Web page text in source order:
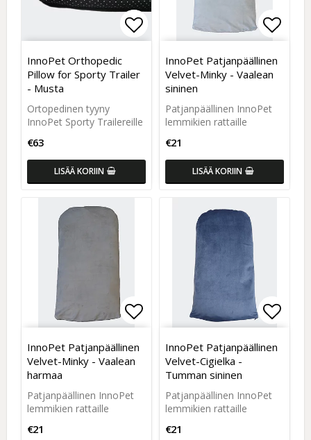
Add to list of favorites
Add to list of favorites
InnoPet Orthopedic
Pillow for Sporty Trailer
- Musta
Ortopedinen tyyny
InnoPet Sporty Trailereille
€63
LISÄÄ KORIIN
InnoPet Patjanpäällinen
Velvet-Minky - Vaalean
sininen
Patjanpäällinen InnoPet
lemmikien rattaille
€21
LISÄÄ KORIIN
Add to list of favorites
Add to list of favorites
InnoPet Patjanpäällinen
Velvet-Minky - Vaalean
harmaa
Patjanpäällinen InnoPet
lemmikien rattaille
€21
InnoPet Patjanpäällinen
Velvet-Cigielka -
Tumman sininen
Patjanpäällinen InnoPet
lemmikien rattaille
€21